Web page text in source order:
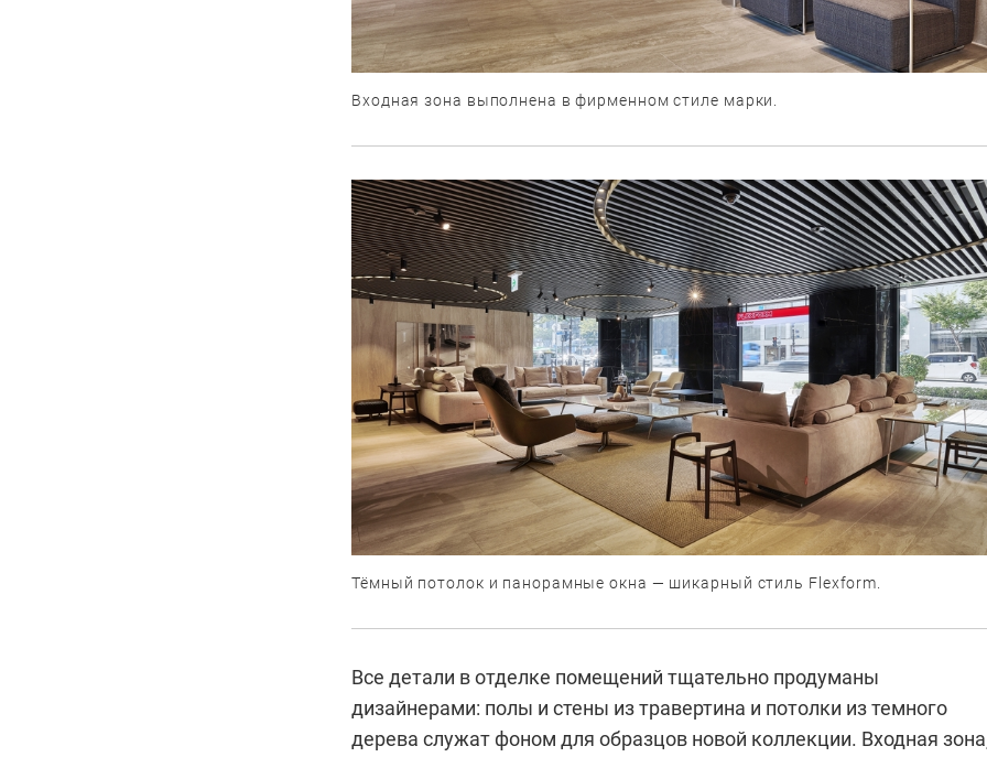
Входная зона выполнена в фирменном стиле марки.
Тёмный потолок и панорамные окна — шикарный стиль Flexform.
Все детали в отделке помещений тщательно продуманы
дизайнерами: полы и стены из травертина и потолки из темного
дерева служат фоном для образцов новой коллекции. Входная